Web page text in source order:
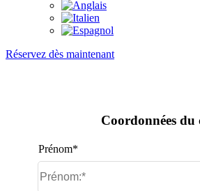
Réservez dès maintenant
Coordonnées du
Prénom*